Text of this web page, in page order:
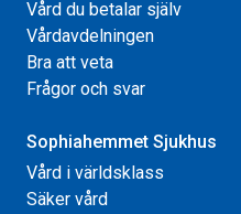
Vård du betalar själv
Vårdavdelningen
Bra att veta
Frågor och svar
Sophiahemmet Sjukhus
Vård i världsklass
Säker vård